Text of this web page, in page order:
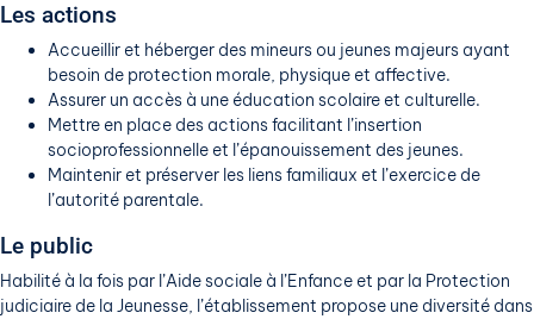
Les actions
Accueillir et héberger des mineurs ou jeunes majeurs ayant
besoin de protection morale, physique et affective.
Assurer un accès à une éducation scolaire et culturelle.
Mettre en place des actions facilitant l’insertion
socioprofessionnelle et l’épanouissement des jeunes.
Maintenir et préserver les liens familiaux et l’exercice de
l’autorité parentale.
Le public
Habilité à la fois par l’Aide sociale à l’Enfance et par la Protection
judiciaire de la Jeunesse, l’établissement propose une diversité dans